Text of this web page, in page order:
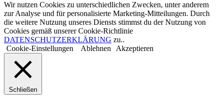
Wir nutzen Cookies zu unterschiedlichen Zwecken, unter anderem
zur Analyse und für personalisierte Marketing-Mitteilungen. Durch
die weitere Nutzung unseres Diensts stimmst du der Nutzung von
Cookies gemäß unserer Cookie-Richtlinie
DATENSCHUTZERKLÄRUNG zu..
Cookie-Einstellungen
Ablehnen Akzeptieren
Schließen